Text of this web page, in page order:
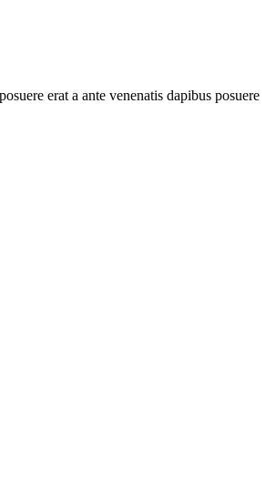
erat a ante venenatis dapibus posuere